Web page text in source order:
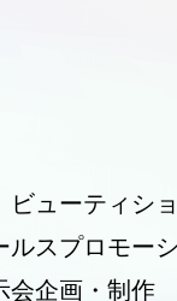
ビューティシ
ルスプロモー
会企画・制作